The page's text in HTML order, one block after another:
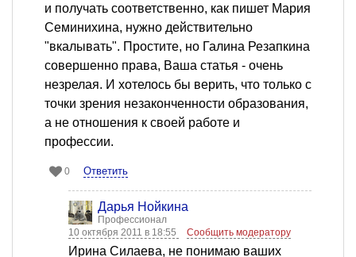
и получать соответственно, как пишет Мария
Семинихина, нужно действительно
"вкалывать". Простите, но Галина Резапкина
совершенно права, Ваша статья - очень
незрелая. И хотелось бы верить, что только с
точки зрения незаконченности образования,
а не отношения к своей работе и
профессии.
0 Ответить
Дарья Нойкина
Профессионал
10 октября 2011 в 18:55
Сообщить модератору
Ирина Силаева, не понимаю ваших